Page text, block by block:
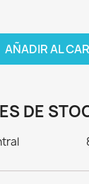
AÑADIR AL
DE